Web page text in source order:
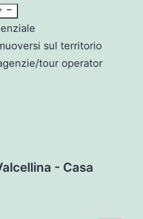
sul territorio
tour operator
- Casa